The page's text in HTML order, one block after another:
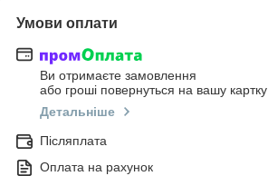
Умови оплати
Ви отримаєте замовлення
або гроші повернуться на вашу картку
Детальніше
Післяплата
Оплата на рахунок